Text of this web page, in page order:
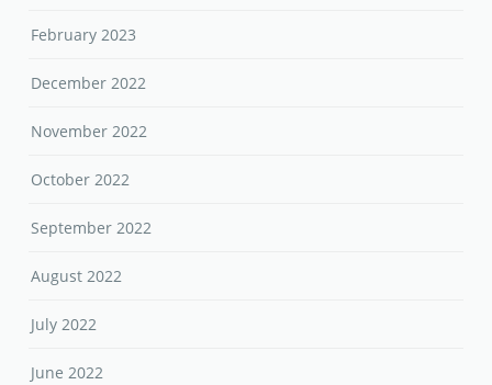
February 2023
December 2022
November 2022
October 2022
September 2022
August 2022
July 2022
June 2022